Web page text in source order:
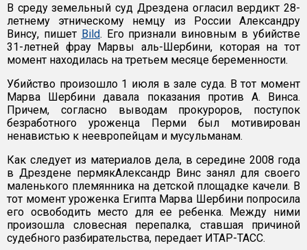
В среду земельный суд Дрездена огласил вердикт 28-
летнему этническому немцу из России Александру
Винсу, пишет Bild. Его признали виновным в убийстве
31-летней фрау Марвы аль-Шербини, которая на тот
момент находилась на третьем месяце беременности.
Убийство произошло 1 июля в зале суда. В тот момент
Марва Шербини давала показания против А. Винса.
Причем, согласно выводам прокуроров, поступок
безработного уроженца Перми был мотивирован
ненавистью к неевропейцам и мусульманам.
Как следует из материалов дела, в середине 2008 года
в Дрездене пермякАлександр Винс занял для своего
маленького племянника на детской площадке качели. В
тот момент уроженка Египта Марва Шербини попросила
его освободить место для ее ребенка. Между ними
произошла словесная перепалка, ставшая причиной
судебного разбирательства, передает ИТАР-ТАСС.